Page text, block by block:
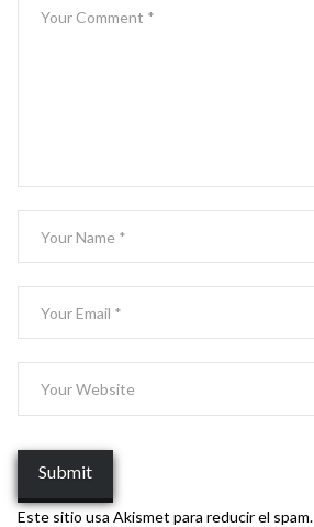
Este sitio usa Akismet para reducir el spam.